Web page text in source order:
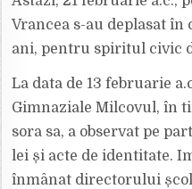
Vrancea s-au deplasat în
ani, pentru spiritul civic
La data de 13 februarie
Gimnaziale Milcovul, în
sora sa, a observat pe
lei și acte de identitate.
înmânat directorului